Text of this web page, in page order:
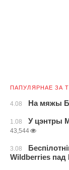
ПАПУЛЯРНАЕ ЗА
4.08 На мяжы
1.08 У цэнтры
43,544
3.08
Wildberries